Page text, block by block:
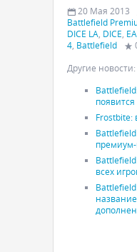
20 Мая 2013
Battlefield
DICE LA, DICE, EA
4, Battlefield
Другие новости:
Frostbite:
Battlefield
премиум-
Battlefield
всех